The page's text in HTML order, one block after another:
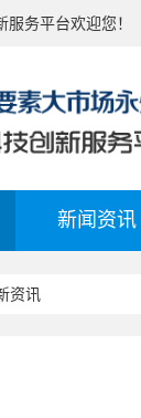
务平台欢迎您！
新闻资讯
资讯